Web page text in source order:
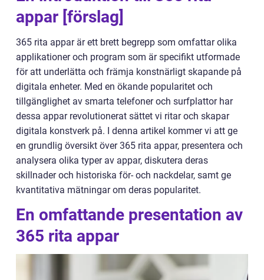
appar [förslag]
365 rita appar är ett brett begrepp som omfattar olika
applikationer och program som är specifikt utformade
för att underlätta och främja konstnärligt skapande på
digitala enheter. Med en ökande popularitet och
tillgänglighet av smarta telefoner och surfplattor har
dessa appar revolutionerat sättet vi ritar och skapar
digitala konstverk på. I denna artikel kommer vi att ge
en grundlig översikt över 365 rita appar, presentera och
analysera olika typer av appar, diskutera deras
skillnader och historiska för- och nackdelar, samt ge
kvantitativa mätningar om deras popularitet.
En omfattande presentation av
365 rita appar